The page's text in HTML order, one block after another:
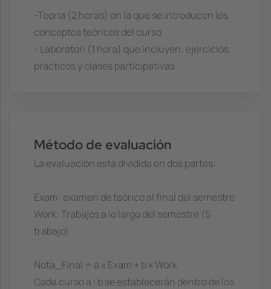
-Teoria (2 horas) en la que se introducen los
conceptos teóricos del curso
- Laboratori (1 hora) que incluyen: ejercicios
prácticos y clases participativas
Método de evaluación
La evaluación está dividida en dos partes:
Exam: examen de teórico al final del semestre
Work: Trabajos a lo largo del semestre (5
trabajo)
Nota_Final = a x Exam + b x Work
Cada curso a i b se establecerán dentro de los